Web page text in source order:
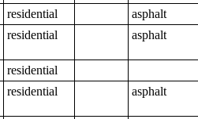
residential
asphalt
residential asphalt
residential
residential asphalt